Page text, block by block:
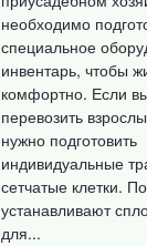
необходимо
специальное
инвентарь, чтобы
комфортно. Если
перевозить
нужно подготовить
индивидуальные
сетчатые клетки.
устанавливают
для...